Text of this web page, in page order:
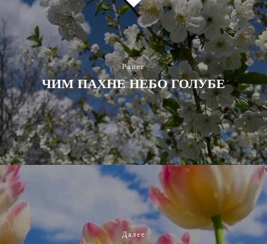
Ранее
ЧИМ ПАХНЕ НЕБО ГОЛУБЕ
Далее